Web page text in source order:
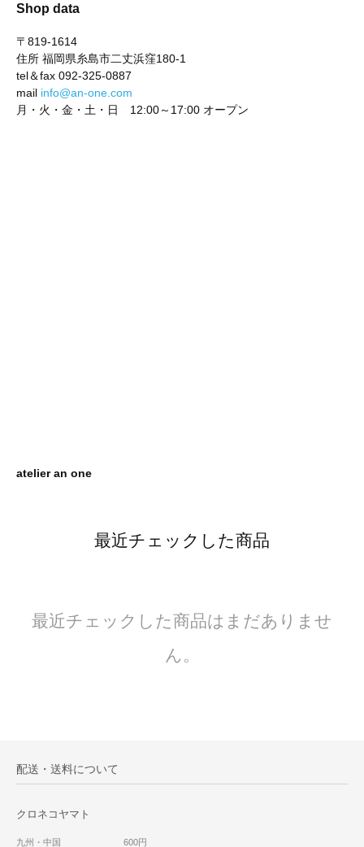
Shop data
〒819-1614
住所 福岡県糸島市二丈浜窪180-1
tel＆fax 092-325-0887
mail info@an-one.com
月・火・金・土・日 12:00～17:00 オープン
atelier an one
最近チェックした商品
最近チェックした商品はまだありませ
ん。
配送・送料について
クロネコヤマト
九州・中国 600円